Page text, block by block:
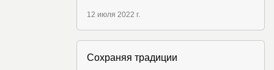
12 июля 2022 г.
Сохраняя традиции